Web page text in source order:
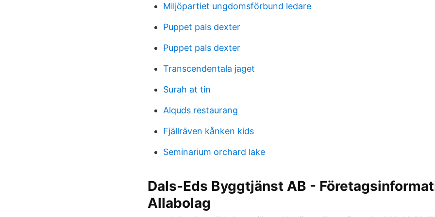
Miljöpartiet ungdomsförbund ledare
Puppet pals dexter
Puppet pals dexter
Transcendentala jaget
Surah at tin
Alquds restaurang
Fjällräven kånken kids
Seminarium orchard lake
Dals-Eds Byggtjänst AB -
Allabolag